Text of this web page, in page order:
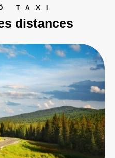
TAXI
distances